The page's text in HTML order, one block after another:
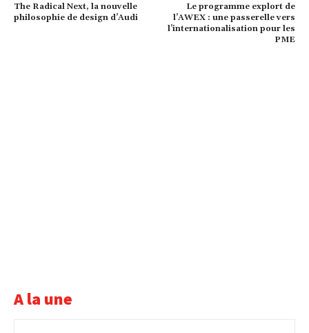
The Radical Next, la nouvelle
philosophie de design d’Audi
Le programme explort de
l’AWEX : une passerelle vers
l’internationalisation pour les
PME
A la une